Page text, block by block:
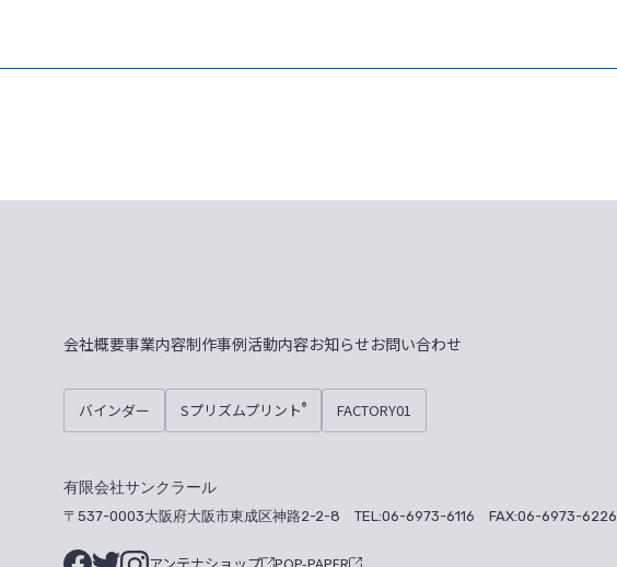
サンクラール
会社概要事業内容制作事例活動内容お知らせお問い合わせ
バインダー Sプリズムプリント® FACTORY01
有限会社サンクラール
〒537-0003大阪府大阪市東成区神路2-2-8 TEL:06-6973-6116 FAX:06-6973-6226